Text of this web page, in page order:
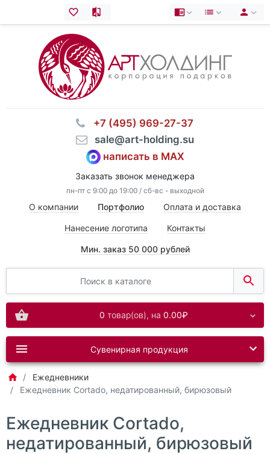
⠀+7 (495) 969-27-37
⠀sale@art-holding.su
написать в MAX
Заказать звонок менеджера
пн-пт с 9:00 до 19:00 / сб-вс - выходной
О компании Портфолио Оплата и доставка
Нанесение логотипа Контакты
Мин. заказ 50 000 рублей
0 товар(ов), на 0.00₽
Сувенирная продукция
Ежедневники
Ежедневник Cortado, недатированный, бирюзовый
Ежедневник Cortado,
недатированный, бирюзовый